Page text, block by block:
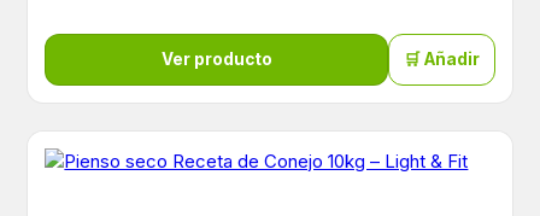
Ver producto 🛒 Añadir